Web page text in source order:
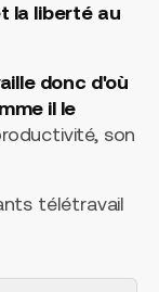
la liberté au
donc d'où
il le
son
télétravail